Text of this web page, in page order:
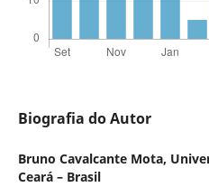
Biografia do Autor
Bruno Cavalcante Mota,
Ceará – Brasil